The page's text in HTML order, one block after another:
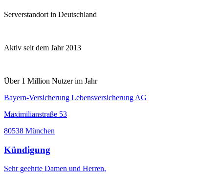
Serverstandort in Deutschland
Aktiv seit dem Jahr 2013
Über 1 Million Nutzer im Jahr
Bayern-Versicherung Lebensversicherung AG
Maximilianstraße 53
80538 München
Kündigung
Sehr geehrte Damen und Herren,